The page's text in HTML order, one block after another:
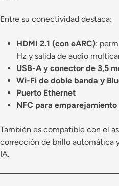
Entre su conectividad destaca:
HDMI 2.1 (con eARC):
Hz y salida de audio
USB-A y conector de 3,5
Wi-Fi de doble banda y
Puerto Ethernet
NFC para
También es compatible con el
corrección de brillo automática
IA.